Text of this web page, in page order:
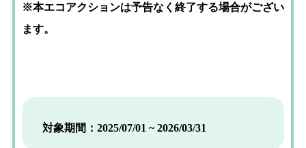
※本エコアクションは予告なく終了する場合がござい
ます。
対象期間：2025/07/01 ~ 2026/03/31